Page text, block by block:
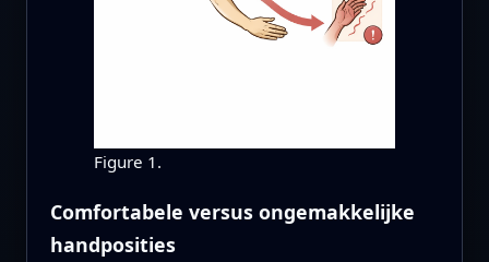
Figure 1.
Comfortabele versus ongemakkelijke
handposities